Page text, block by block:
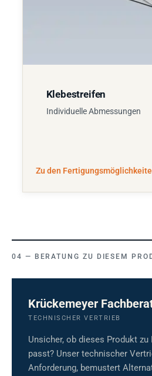
Klebestreifen
Individuelle Abmessungen
Zu den
BERATUNG ZU DIESEM
Krückemeyer
TECHNISCHER VERTRIEB
Unsicher, ob dieses Produkt zu
passt? Unser technischer
Anforderung, bemustert